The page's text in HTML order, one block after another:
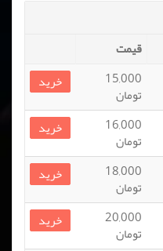
قیمت
15,000
تومان
خرید
16,000
تومان
خرید
18,000
تومان
خرید
20,000
تومان
خرید